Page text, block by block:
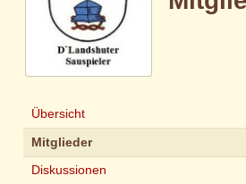
Übersicht
Mitglieder
Diskussionen